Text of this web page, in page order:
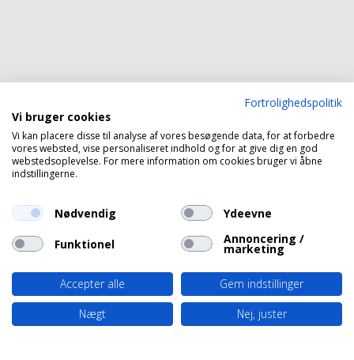
Fortrolighedspolitik
Vi bruger cookies
Vi kan placere disse til analyse af vores besøgende data, for at forbedre
vores websted, vise personaliseret indhold og for at give dig en god
webstedsoplevelse. For mere information om cookies bruger vi åbne
indstillingerne.
Nødvendig Ydeevne
Funktionel Annoncering /
marketing
Accepter alle
Gem indstillinger
Nægt
Nej, juster